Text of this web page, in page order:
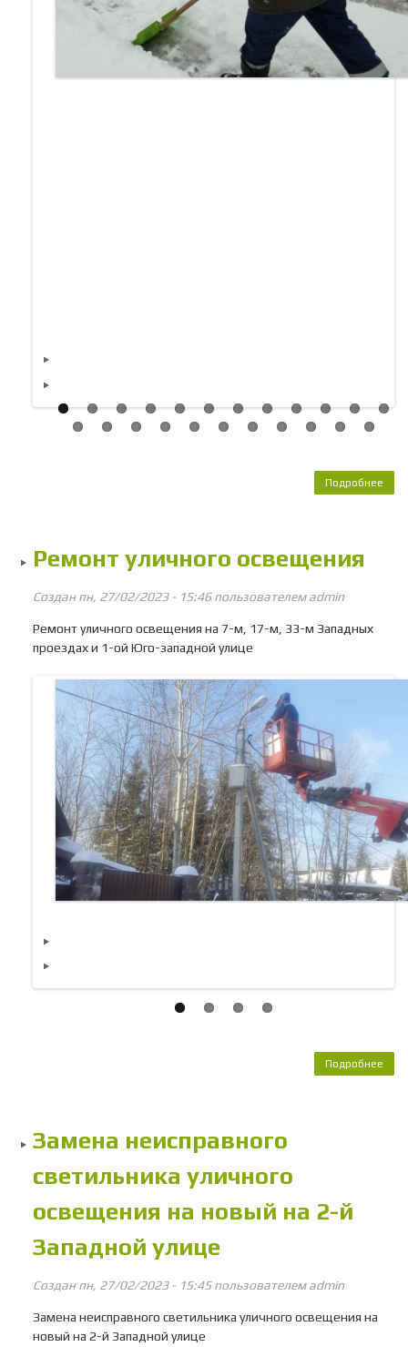
Подробнее
Ремонт уличного освещения
Создан пн, 27/02/2023 - 15:46 пользователемadmin
Ремонт уличного освещения на 7-м, 17-м, 33-м Западных
проездах и 1-ой Юго-западной улице
Подробнее
Замена неисправного
светильника уличного
освещения на новый на 2-й
Западной улице
Создан пн, 27/02/2023 - 15:45 пользователемadmin
Замена неисправного светильника уличного освещения на
новый на 2-й Западной улице